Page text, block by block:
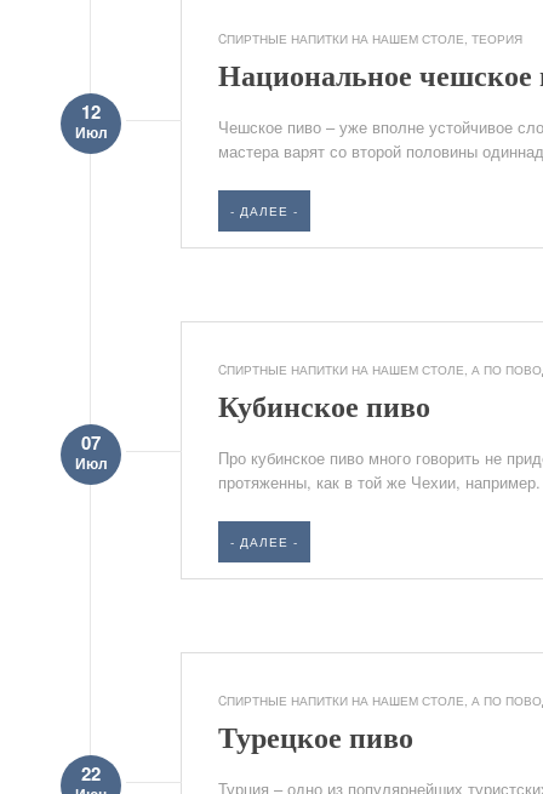
CПИРТНЫЕ НАПИТКИ НА НАШЕМ СТОЛЕ, ТЕОРИЯ
Национальное чешское
12
Июл
Чешское пиво – уже вполне устойчивое
мастера варят со второй половины
- ДАЛЕЕ -
CПИРТНЫЕ НАПИТКИ НА НАШЕМ СТОЛЕ, А ПО
Кубинское пиво
07
Июл
Про кубинское пиво много говорить не
протяженны, как в той же Чехии,
- ДАЛЕЕ -
CПИРТНЫЕ НАПИТКИ НА НАШЕМ СТОЛЕ, А ПО
Турецкое пиво
22
Турция – одно из популярнейших